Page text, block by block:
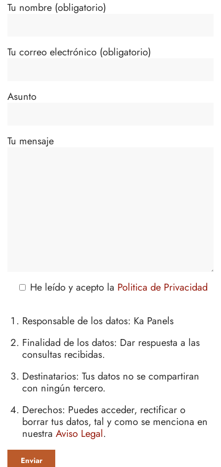
Tu nombre (obligatorio)
Tu correo electrónico (obligatorio)
Asunto
Tu mensaje
He leído y acepto la Politica de Privacidad
Responsable de los datos: Ka Panels
Finalidad de los datos: Dar respuesta a las
consultas recibidas.
Destinatarios: Tus datos no se compartiran
con ningún tercero.
Derechos: Puedes acceder, rectificar o
borrar tus datos, tal y como se menciona en
nuestra Aviso Legal.